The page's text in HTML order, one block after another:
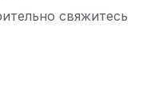
свяжитесь